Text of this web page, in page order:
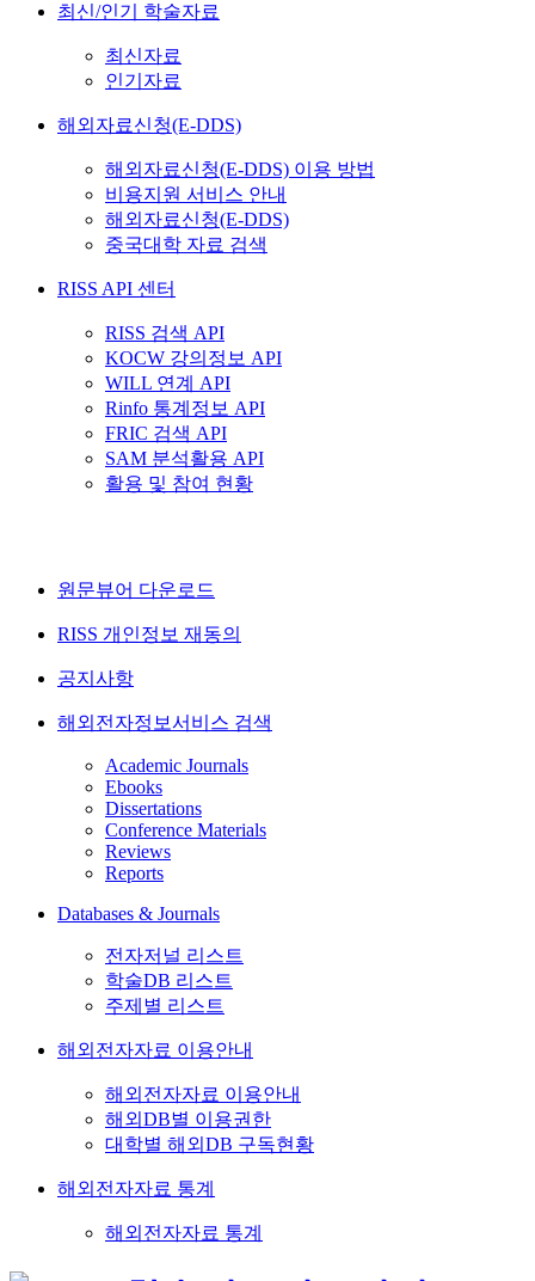
최신/인기 학술자료
최신자료
인기자료
해외자료신청(E-DDS)
해외자료신청(E-DDS) 이용 방법
비용지원 서비스 안내
해외자료신청(E-DDS)
중국대학 자료 검색
RISS API 센터
RISS 검색 API
KOCW 강의정보 API
WILL 연계 API
Rinfo 통계정보 API
FRIC 검색 API
SAM 분석활용 API
활용 및 참여 현황
원문뷰어 다운로드
RISS 개인정보 재동의
공지사항
해외전자정보서비스 검색
Academic Journals
Ebooks
Dissertations
Conference Materials
Reviews
Reports
Databases & Journals
전자저널 리스트
학술DB 리스트
주제별 리스트
해외전자자료 이용안내
해외전자자료 이용안내
해외DB별 이용권한
대학별 해외DB 구독현황
해외전자자료 통계
해외전자자료 통계